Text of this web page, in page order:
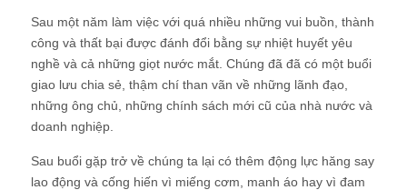
Sau một năm làm việc với quá nhiều những vui buồn, thành
công và thất bại được đánh đổi bằng sự nhiệt huyết yêu
nghề và cả những giọt nước mắt. Chúng đã đã có một buổi
giao lưu chia sẻ, thậm chí than vãn về những lãnh đạo,
những ông chủ, những chính sách mới cũ của nhà nước và
doanh nghiệp.
Sau buổi gặp trở về chúng ta lại có thêm động lực hăng say
lao động và cống hiến vì miếng cơm, manh áo hay vì đam